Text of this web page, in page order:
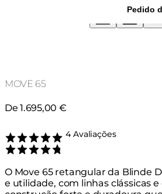
Pedido
MOVE 65
De 1.695,00 €
Rated 4.75 out of 5
4 Avaliações
O Move 65 retangular da Blinde
e utilidade, com linhas clássicas